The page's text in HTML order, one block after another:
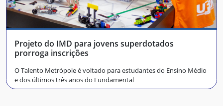
Projeto do IMD para jovens superdotados
prorroga inscrições
O Talento Metrópole é voltado para estudantes do Ensino Médio
e dos últimos três anos do Fundamental